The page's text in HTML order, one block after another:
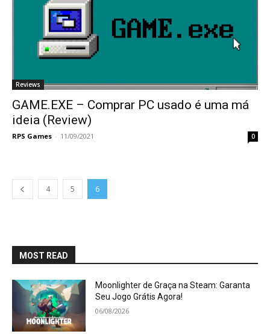
Reviews
GAME.EXE – Comprar PC usado é uma má
ideia (Review)
RPS Games - 11/09/2021 0
4 5 6
MOST READ
Moonlighter de Graça na Steam: Garanta
Seu Jogo Grátis Agora!
06/08/2026